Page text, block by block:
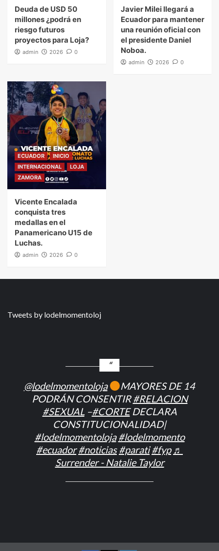
Deuda de USD 50
millones ¿podrá en
riesgo futuros
proyectos para Loja?
admin 2026 0
Javier Milei llegará a
Ecuador para mantener
una reunión oficial con
el presidente Daniel
Noboa.
admin 2026 0
ECUADOR
INICIO
INTERNACIONAL
LOJA
ZAMORA
Vicente Encalada
conquista tres
medallas en el
Panamericano U15 de
Luchas.
admin 2026 0
Tweets by lodelmomentoloj
@lodelmomentoloja
MAYORES DE 14
PODRÁN CONSENTIR#RELACION
#SEXUAL–#CORTEDECLARA
CONSTITUCIONALIDAD|
#lodelmomentoloja #lodelmomento
#ecuador #noticias #parati #fyp ♬
Surrender - Natalie Taylor